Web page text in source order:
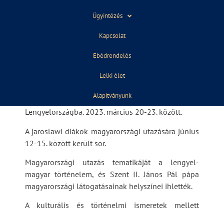
Ügyintézés
Kapcsolat
Ebédrendelés
Lelki élet
Alapítványunk
és 2-2 tanár vett részt az utazásokban.
Elsősorban a lengyel-magyar történelmi és
szerepet kapott a lengyel történelem, a katolikus
Első alkalommal a magyar fiatalok utaztak
Lengyelországba. 2023. március 20-23. között.
A jaroslawi diákok magyarországi utazására június
12-15. között került sor.
Magyarországi utazás tematikáját a lengyel-
magyar történelem, és Szent II. János Pál pápa
magyarországi látogatásainak helyszínei ihlették.
A kulturális és történelmi ismeretek mellett